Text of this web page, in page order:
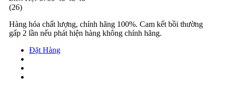
(26)
Hàng hóa chất lượng, chính hãng 100%. Cam kết bồi thường
gấp 2 lần nếu phát hiện hàng không chính hãng.
Đặt Hàng